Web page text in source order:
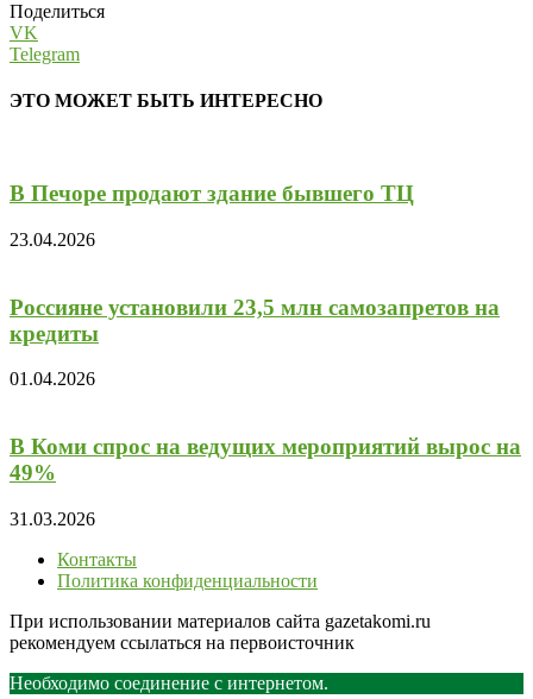
Поделиться
VK
Telegram
ЭТО МОЖЕТ БЫТЬ ИНТЕРЕСНО
В Печоре продают здание бывшего ТЦ
23.04.2026
Россияне установили 23,5 млн самозапретов на
кредиты
01.04.2026
В Коми спрос на ведущих мероприятий вырос на
49%
31.03.2026
Контакты
Политика конфиденциальности
При использовании материалов сайта gazetakomi.ru
рекомендуем ссылаться на первоисточник
Необходимо соединение с интернетом.